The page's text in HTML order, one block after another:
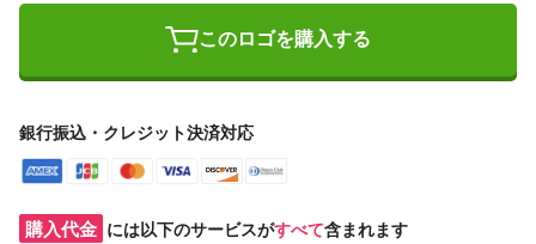
このロゴを購入する
銀行振込・クレジット決済対応
購入代金 には以下のサービスがすべて含まれます